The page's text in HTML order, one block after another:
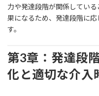
力や発達段階が関係してい
果になるため、発達段階に
す。
第3章：発達段
化と適切な介入